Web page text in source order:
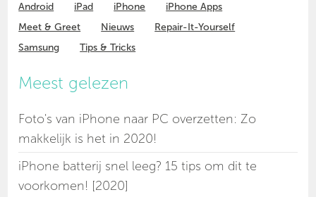
Android iPad iPhone
iPhone Apps
Meet & Greet
Nieuws
Repair-It-Yourself
Samsung
Tips & Tricks
Meest gelezen
Foto's van iPhone naar PC overzetten: Zo
makkelijk is het in 2020!
iPhone batterij snel leeg? 15 tips om dit te
voorkomen! [2020]